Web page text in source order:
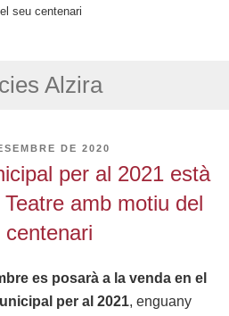
seu centenari
Alzira
DE 2020
per al 2021 està
amb motiu del
centenari
es posarà a la venda en el
per al 2021, enguany